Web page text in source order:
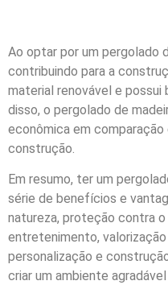
Ao optar por um pergolado
contribuindo para a
material renovável e possui
disso, o pergolado de
econômica em
construção.
Em resumo, ter um
série de benefícios e
natureza, proteção contra
entretenimento,
personalização e
criar um ambiente